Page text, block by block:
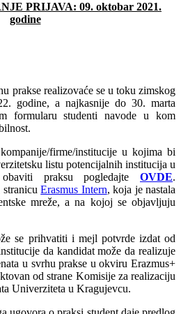
PRIJAVA: 09. oktobar 2021.
godine
prakse realizovaće se u toku zimskog
godine, a najkasnije do 30. marta
formularu studenti navode u kom
firme/institucije u kojima bi
listu potencijalnih institucija u
praksu pogledajte OVDE.
stranicuErasmus Intern, koja je nastala
mreže, a na kojoj se objavljuju
se prihvatiti i mejl potvrde izdat od
da kandidat može da realizuje
u svrhu prakse u okviru Erazmus+
od strane Komisije za realizaciju
Univerziteta u Kragujevcu.